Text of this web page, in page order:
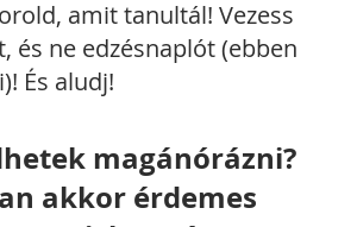
amit tanultál! Vezess
és ne edzésnaplót (ebben
És aludj!
magánórázni?
akkor érdemes